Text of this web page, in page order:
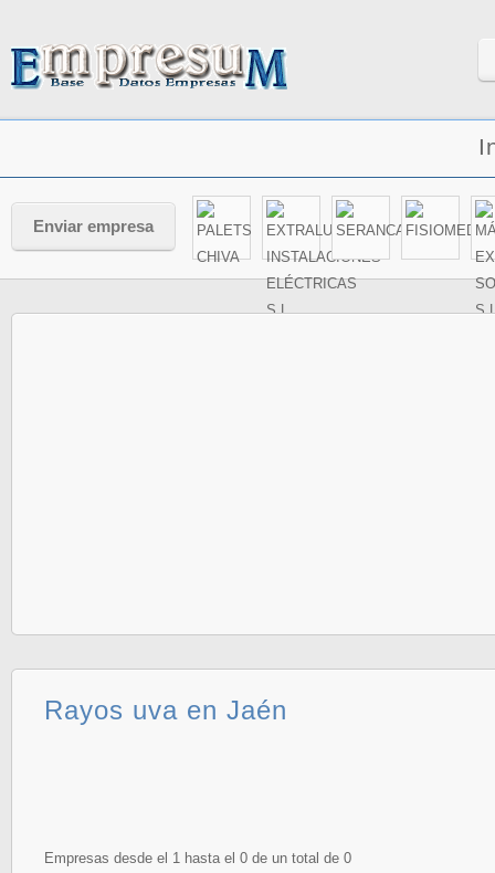
Enviar empresa
Rayos uva en Jaén
Empresas desde el 1 hasta el 0 de un total de 0